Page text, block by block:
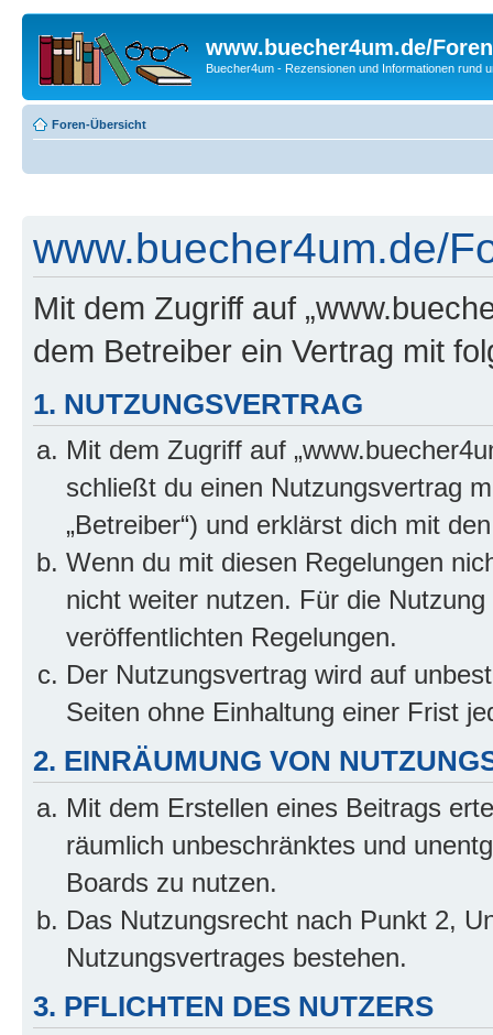
www.buecher4um.de/Foren
Buecher4um - Rezensionen und Informationen rund
Foren-Übersicht
www.buecher4um.de/
Mit dem Zugriff auf
dem Betreiber ein Vertrag mit
1. NUTZUNGSVERTRAG
Mit dem Zugriff auf
schließt du einen Nutzungsvertrag
„Betreiber“) und erklärst dich mit
Wenn du mit diesen Regelungen
nicht weiter nutzen. Für die
veröffentlichten Regelungen.
Der Nutzungsvertrag wird auf
Seiten ohne Einhaltung einer Frist
2. EINRÄUMUNG VON
Mit dem Erstellen eines Beitrags
räumlich unbeschränktes und
Boards zu nutzen.
Das Nutzungsrecht nach Punkt 2,
Nutzungsvertrages bestehen.
3. PFLICHTEN DES NUTZERS